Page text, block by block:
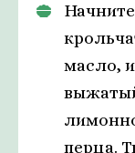
масло,
перца.